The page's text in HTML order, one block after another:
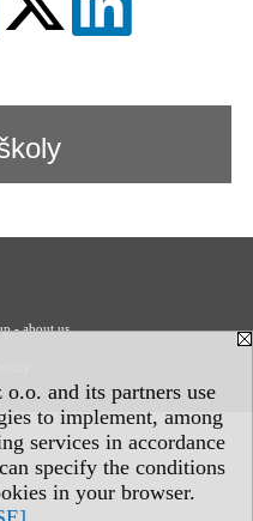
and its partners use
to implement, among
services in accordance
specify the conditions
in your browser.
- about us